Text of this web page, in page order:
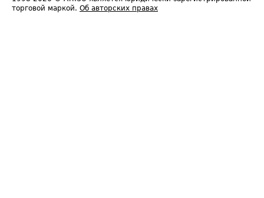
торговой маркой. Об авторских правах